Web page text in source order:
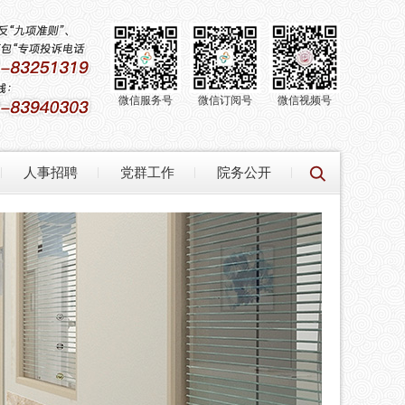
微信视频号
微信订阅号
微信服务号
人事招聘 党群工作 院务公开